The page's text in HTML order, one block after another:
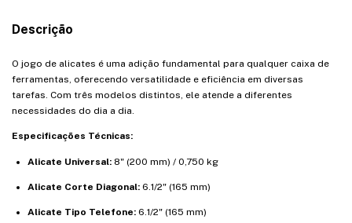
Descrição
O jogo de alicates é uma adição fundamental para qualquer caixa de
ferramentas, oferecendo versatilidade e eficiência em diversas
tarefas. Com três modelos distintos, ele atende a diferentes
necessidades do dia a dia.
Especificações Técnicas:
Alicate Universal: 8" (200 mm) / 0,750 kg
Alicate Corte Diagonal: 6.1/2" (165 mm)
Alicate Tipo Telefone: 6.1/2" (165 mm)